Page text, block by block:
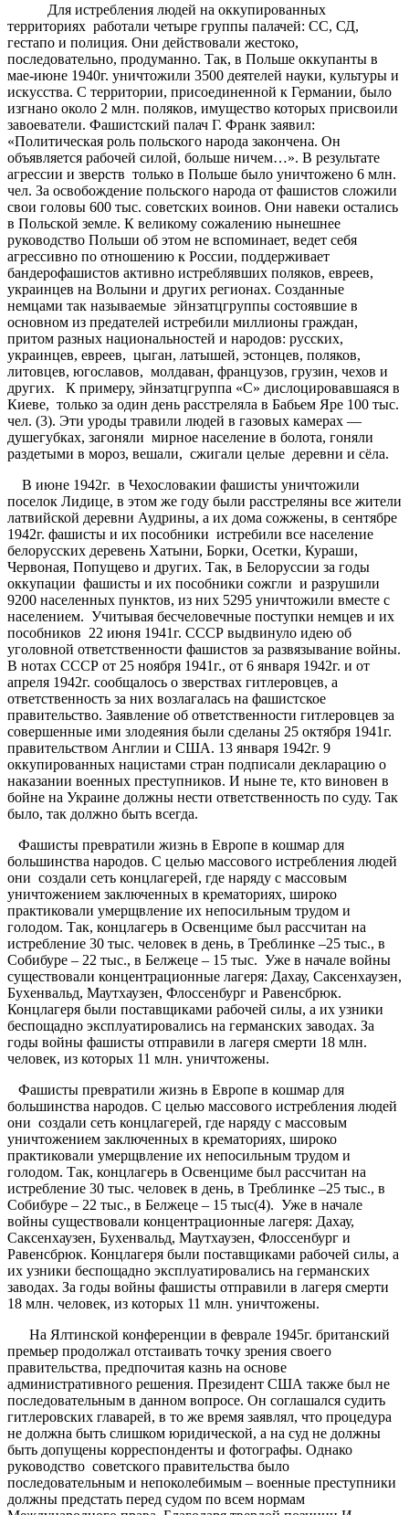
Для истребления людей на оккупированных
территориях работали четыре группы палачей: СС, СД,
гестапо и полиция. Они действовали жестоко,
последовательно, продуманно. Так, в Польше оккупанты в
мае-июне 1940г. уничтожили 3500 деятелей науки, культуры и
искусства. С территории, присоединенной к Германии, было
изгнано около 2 млн. поляков, имущество которых присвоили
завоеватели. Фашистский палач Г. Франк заявил:
«Политическая роль польского народа закончена. Он
объявляется рабочей силой, больше ничем…». В результате
агрессии и зверств только в Польше было уничтожено 6 млн.
чел. За освобождение польского народа от фашистов сложили
свои головы 600 тыс. советских воинов. Они навеки остались
в Польской земле. К великому сожалению нынешнее
руководство Польши об этом не вспоминает, ведет себя
агрессивно по отношению к России, поддерживает
бандерофашистов активно истреблявших поляков, евреев,
украинцев на Волыни и других регионах. Созданные
немцами так называемые эйнзатцгруппы состоявшие в
основном из предателей истребили миллионы граждан,
притом разных национальностей и народов: русских,
украинцев, евреев, цыган, латышей, эстонцев, поляков,
литовцев, югославов, молдаван, французов, грузин, чехов и
других. К примеру, эйнзатцгруппа «С» дислоцировавшаяся в
Киеве, только за один день расстреляла в Бабьем Яре 100 тыс.
чел. (3). Эти уроды травили людей в газовых камерах —
душегубках, загоняли мирное население в болота, гоняли
раздетыми в мороз, вешали, сжигали целые деревни и сёла.
В июне 1942г. в Чехословакии фашисты уничтожили
поселок Лидице, в этом же году были расстреляны все жители
латвийской деревни Аудрины, а их дома сожжены, в сентябре
1942г. фашисты и их пособники истребили все население
белорусских деревень Хатыни, Борки, Осетки, Кураши,
Червоная, Попущево и других. Так, в Белоруссии за годы
оккупации фашисты и их пособники сожгли и разрушили
9200 населенных пунктов, из них 5295 уничтожили вместе с
населением. Учитывая бесчеловечные поступки немцев и их
пособников 22 июня 1941г. СССР выдвинуло идею об
уголовной ответственности фашистов за развязывание войны.
В нотах СССР от 25 ноября 1941г., от 6 января 1942г. и от
апреля 1942г. сообщалось о зверствах гитлеровцев, а
ответственность за них возлагалась на фашистское
правительство. Заявление об ответственности гитлеровцев за
совершенные ими злодеяния были сделаны 25 октября 1941г.
правительством Англии и США. 13 января 1942г. 9
оккупированных нацистами стран подписали декларацию о
наказании военных преступников. И ныне те, кто виновен в
бойне на Украине должны нести ответственность по суду. Так
было, так должно быть всегда.
Фашисты превратили жизнь в Европе в кошмар для
большинства народов. С целью массового истребления людей
они создали сеть концлагерей, где наряду с массовым
уничтожением заключенных в крематориях, широко
практиковали умерщвление их непосильным трудом и
голодом. Так, концлагерь в Освенциме был рассчитан на
истребление 30 тыс. человек в день, в Треблинке –25 тыс., в
Собибуре – 22 тыс., в Белжеце – 15 тыс. Уже в начале войны
существовали концентрационные лагеря: Дахау, Саксенхаузен,
Бухенвальд, Маутхаузен, Флоссенбург и Равенсбрюк.
Концлагеря были поставщиками рабочей силы, а их узники
беспощадно эксплуатировались на германских заводах. За
годы войны фашисты отправили в лагеря смерти 18 млн.
человек, из которых 11 млн. уничтожены.
Фашисты превратили жизнь в Европе в кошмар для
большинства народов. С целью массового истребления людей
они создали сеть концлагерей, где наряду с массовым
уничтожением заключенных в крематориях, широко
практиковали умерщвление их непосильным трудом и
голодом. Так, концлагерь в Освенциме был рассчитан на
истребление 30 тыс. человек в день, в Треблинке –25 тыс., в
Собибуре – 22 тыс., в Белжеце – 15 тыс(4). Уже в начале
войны существовали концентрационные лагеря: Дахау,
Саксенхаузен, Бухенвальд, Маутхаузен, Флоссенбург и
Равенсбрюк. Концлагеря были поставщиками рабочей силы, а
их узники беспощадно эксплуатировались на германских
заводах. За годы войны фашисты отправили в лагеря смерти
18 млн. человек, из которых 11 млн. уничтожены.
На Ялтинской конференции в феврале 1945г. британский
премьер продолжал отстаивать точку зрения своего
правительства, предпочитая казнь на основе
административного решения. Президент США также был не
последовательным в данном вопросе. Он соглашался судить
гитлеровских главарей, в то же время заявлял, что процедура
не должна быть слишком юридической, а на суд не должны
быть допущены корреспонденты и фотографы. Однако
руководство советского правительства было
последовательным и непоколебимым – военные преступники
должны предстать перед судом по всем нормам